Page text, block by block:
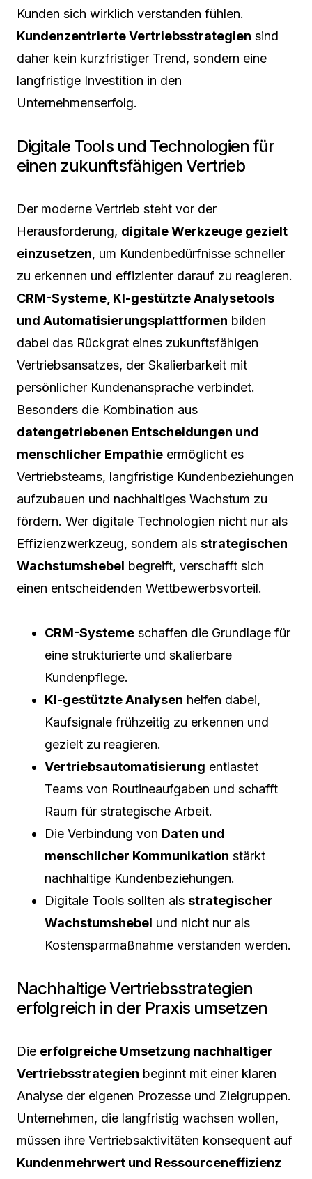
Kunden sich wirklich verstanden fühlen.
Kundenzentrierte Vertriebsstrategien sind
daher kein kurzfristiger Trend, sondern eine
langfristige Investition in den
Unternehmenserfolg.
Digitale Tools und Technologien für
einen zukunftsfähigen Vertrieb
Der moderne Vertrieb steht vor der
Herausforderung, digitale Werkzeuge gezielt
einzusetzen, um Kundenbedürfnisse schneller
zu erkennen und effizienter darauf zu reagieren.
CRM-Systeme, KI-gestützte Analysetools
und Automatisierungsplattformen bilden
dabei das Rückgrat eines zukunftsfähigen
Vertriebsansatzes, der Skalierbarkeit mit
persönlicher Kundenansprache verbindet.
Besonders die Kombination aus
datengetriebenen Entscheidungen und
menschlicher Empathie ermöglicht es
Vertriebsteams, langfristige Kundenbeziehungen
aufzubauen und nachhaltiges Wachstum zu
fördern. Wer digitale Technologien nicht nur als
Effizienzwerkzeug, sondern als strategischen
Wachstumshebel begreift, verschafft sich
einen entscheidenden Wettbewerbsvorteil.
CRM-Systeme schaffen die Grundlage für
eine strukturierte und skalierbare
Kundenpflege.
KI-gestützte Analysen helfen dabei,
Kaufsignale frühzeitig zu erkennen und
gezielt zu reagieren.
Vertriebsautomatisierung entlastet
Teams von Routineaufgaben und schafft
Raum für strategische Arbeit.
Die Verbindung von Daten und
menschlicher Kommunikation stärkt
nachhaltige Kundenbeziehungen.
Digitale Tools sollten als strategischer
Wachstumshebel und nicht nur als
Kostensparmaßnahme verstanden werden.
Nachhaltige Vertriebsstrategien
erfolgreich in der Praxis umsetzen
Die erfolgreiche Umsetzung nachhaltiger
Vertriebsstrategien beginnt mit einer klaren
Analyse der eigenen Prozesse und Zielgruppen.
Unternehmen, die langfristig wachsen wollen,
müssen ihre Vertriebsaktivitäten konsequent auf
Kundenmehrwert und Ressourceneffizienz